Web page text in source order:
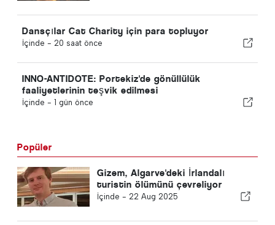
Dansçılar Cat Charity için para topluyor
İçinde - 20 saat önce
INNO-ANTIDOTE: Portekiz'de gönüllülük
faaliyetlerinin teşvik edilmesi
İçinde - 1 gün önce
Popüler
Gizem, Algarve'deki İrlandalı
turistin ölümünü çevreliyor
İçinde - 22 Aug 2025